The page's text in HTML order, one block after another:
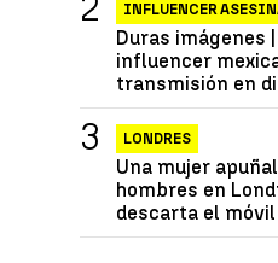
INFLUENCER
Duras imágenes
influencer
transmisión en
LONDRES
Una mujer
hombres en
descarta el